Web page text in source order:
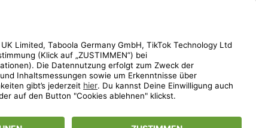
limango.nl limango.pl
den Streichpreis.